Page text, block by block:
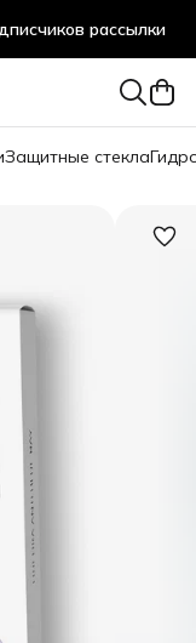
рассылки
Защитные стекла